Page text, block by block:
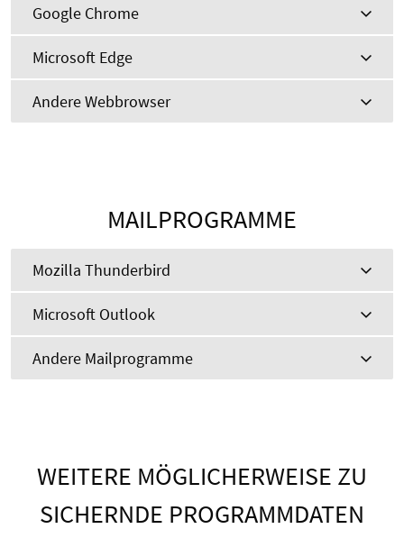
Google Chrome
Microsoft Edge
Andere Webbrowser
MAILPROGRAMME
Mozilla Thunderbird
Microsoft Outlook
Andere Mailprogramme
WEITERE MÖGLICHERWEISE ZU
SICHERNDE PROGRAMMDATEN